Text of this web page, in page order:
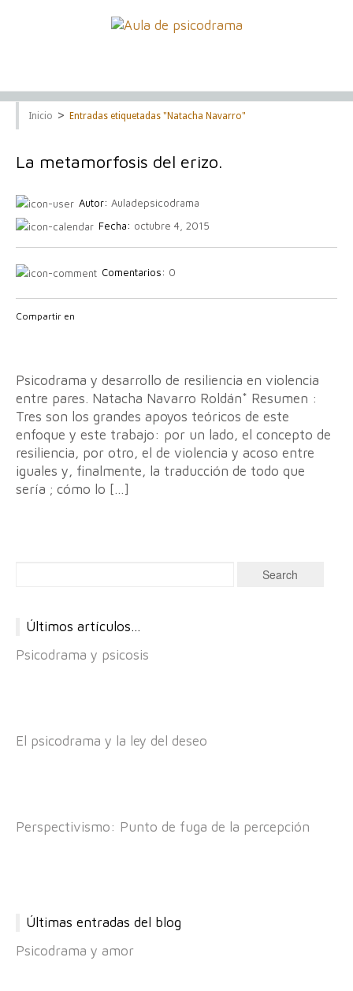
Inicio > Entradas etiquetadas "Natacha Navarro"
La metamorfosis del erizo.
Autor: Auladepsicodrama
Fecha: octubre 4, 2015
Comentarios: 0
Compartir en
Psicodrama y desarrollo de resiliencia en violencia
entre pares. Natacha Navarro Roldán* Resumen :
Tres son los grandes apoyos teóricos de este
enfoque y este trabajo: por un lado, el concepto de
resiliencia, por otro, el de violencia y acoso entre
iguales y, finalmente, la traducción de todo que
sería ; cómo lo […]
Últimos artículos…
Psicodrama y psicosis
El psicodrama y la ley del deseo
Perspectivismo: Punto de fuga de la percepción
Últimas entradas del blog
Psicodrama y amor